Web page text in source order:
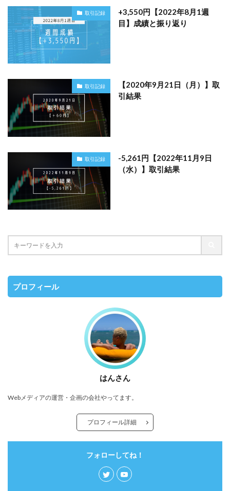
取引記録
+3,550円【2022年8月1週
目】成績と振り返り
取引記録
【2020年9月21日（月）】取
引結果
取引記録
-5,261円【2022年11月9日
（水）】取引結果
プロフィール
はんさん
Webメディアの運営・企画の会社やってます。
プロフィール詳細
フォローしてね！